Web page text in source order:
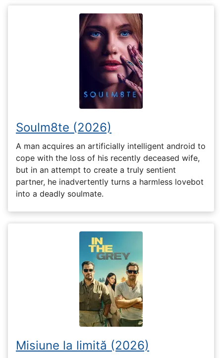
Soulm8te (2026)
A man acquires an artificially intelligent android to
cope with the loss of his recently deceased wife,
but in an attempt to create a truly sentient
partner, he inadvertently turns a harmless lovebot
into a deadly soulmate.
Misiune la limită (2026)